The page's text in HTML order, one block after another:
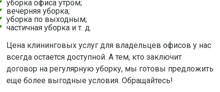
уборка офиса утром;
вечерняя уборка;
уборка по выходным;
частичная уборка и т. д.
Цена клининговых услуг для владельцев офисов у нас
всегда остается доступной. А тем, кто заключит
договор на регулярную уборку, мы готовы предложить
еще более выгодные условия. Обращайтесь!